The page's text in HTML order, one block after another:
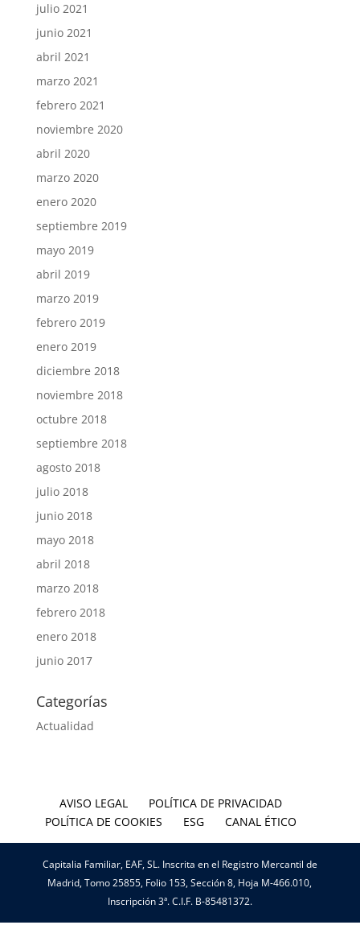
julio 2021
junio 2021
abril 2021
marzo 2021
febrero 2021
noviembre 2020
abril 2020
marzo 2020
enero 2020
septiembre 2019
mayo 2019
abril 2019
marzo 2019
febrero 2019
enero 2019
diciembre 2018
noviembre 2018
octubre 2018
septiembre 2018
agosto 2018
julio 2018
junio 2018
mayo 2018
abril 2018
marzo 2018
febrero 2018
enero 2018
junio 2017
Categorías
Actualidad
AVISO LEGAL
POLÍTICA DE PRIVACIDAD
POLÍTICA DE COOKIES
ESG CANAL ÉTICO
Capitalia Familiar, EAF, SL. Inscrita en el Registro Mercantil de
Madrid, Tomo 25855, Folio 153, Sección 8, Hoja M-466.010,
Inscripción 3ª. C.I.F. B-85481372.